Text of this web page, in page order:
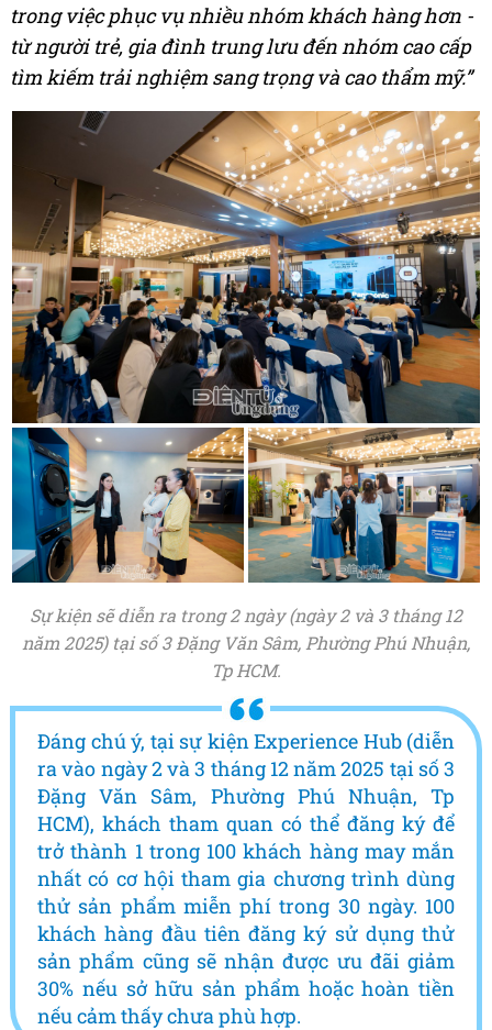
trong việc phục vụ nhiều nhóm khách hàng hơn -
từ người trẻ, gia đình trung lưu đến nhóm cao cấp
tìm kiếm trải nghiệm sang trọng và cao thẩm mỹ.”
Sự kiện sẽ diễn ra trong 2 ngày (ngày 2 và 3 tháng 12
năm 2025) tại số 3 Đặng Văn Sâm, Phường Phú Nhuận,
Tp HCM.
Đáng chú ý, tại sự kiện Experience Hub (diễn
ra vào ngày 2 và 3 tháng 12 năm 2025 tại số 3
Đặng Văn Sâm, Phường Phú Nhuận, Tp
HCM), khách tham quan có thể đăng ký để
trở thành 1 trong 100 khách hàng may mắn
nhất có cơ hội tham gia chương trình dùng
thử sản phẩm miễn phí trong 30 ngày. 100
khách hàng đầu tiên đăng ký sử dụng thử
sản phẩm cũng sẽ nhận được ưu đãi giảm
30% nếu sở hữu sản phẩm hoặc hoàn tiền
nếu cảm thấy chưa phù hợp.